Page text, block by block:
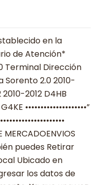
en la
de Atención*
Terminal Dirección
2.0 2010-
2012 D4HB
••••••••••••••••••••”
MERCADOENVIOS
puedes Retirar
Ubicado en
los datos de